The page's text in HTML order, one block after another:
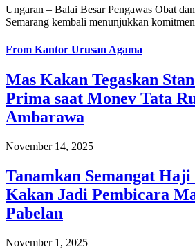
Ungaran – Balai Besar Pengawas Obat
Semarang kembali menunjukkan
From Kantor Urusan Agama
Mas Kakan Tegaskan
Prima saat Monev Tata
Ambarawa
November 14, 2025
Tanamkan Semangat
Kakan Jadi Pembicara
Pabelan
November 1, 2025